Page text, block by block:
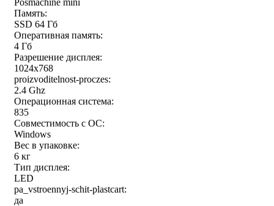
Posmachine mini
Память:
SSD 64 Гб
Оперативная память:
4 Гб
Разрешение дисплея:
1024x768
proizvoditelnost-proczes:
2.4 Ghz
Операционная система:
835
Совместимость с ОС:
Windows
Вес в упаковке:
6 кг
Тип дисплея:
LED
pa_vstroennyj-schit-plastcart:
да